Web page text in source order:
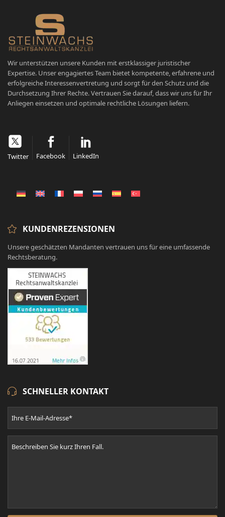
Wir unterstützen unsere Kunden mit erstklassiger juristischer
Expertise. Unser engagiertes Team bietet kompetente, erfahrene und
erfolgreiche Interessenvertretung und sorgt für den Schutz und die
Durchsetzung Ihrer Rechte. Vertrauen Sie darauf, dass wir uns für Ihr
Anliegen einsetzen und optimale rechtliche Lösungen liefern.
Twitter Facebook LinkedIn
KUNDENREZENSIONEN
Unsere geschätzten Mandanten vertrauen uns für eine umfassende
Rechtsberatung.
SCHNELLER KONTAKT